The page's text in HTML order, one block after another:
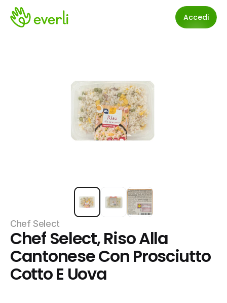
Accedi
Chef Select
Chef Select, Riso Alla
Cantonese Con Prosciutto
Cotto E Uova